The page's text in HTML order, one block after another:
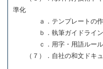
準化
ａ．テンプレートの作
ｂ．執筆ガイドライン
ｃ．用字・用語ルール
（７）．自社の和文ドキュ